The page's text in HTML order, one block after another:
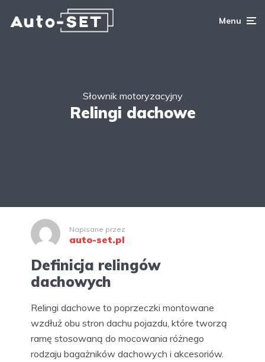
Menu
Słownik motoryzacyjny
Relingi dachowe
Napisane przez
auto-set.pl
Definicja relingów
dachowych
Relingi dachowe to poprzeczki montowane
wzdłuż obu stron dachu pojazdu, które tworzą
ramę stosowaną do mocowania różnego
rodzaju bagażników dachowych i akcesoriów.